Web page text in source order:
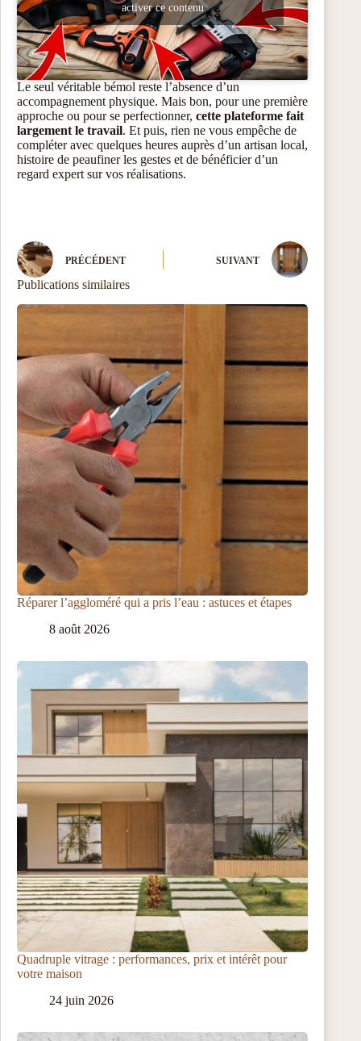
activer ce contenu
Le seul véritable bémol reste l’absence d’un
accompagnement physique. Mais bon, pour une première
approche ou pour se perfectionner, cette plateforme fait
largement le travail. Et puis, rien ne vous empêche de
compléter avec quelques heures auprès d’un artisan local,
histoire de peaufiner les gestes et de bénéficier d’un
regard expert sur vos réalisations.
PRÉCÉDENT SUIVANT
Publications similaires
Réparer l’aggloméré qui a pris l’eau : astuces et étapes
8 août 2026
Quadruple vitrage : performances, prix et intérêt pour
votre maison
24 juin 2026